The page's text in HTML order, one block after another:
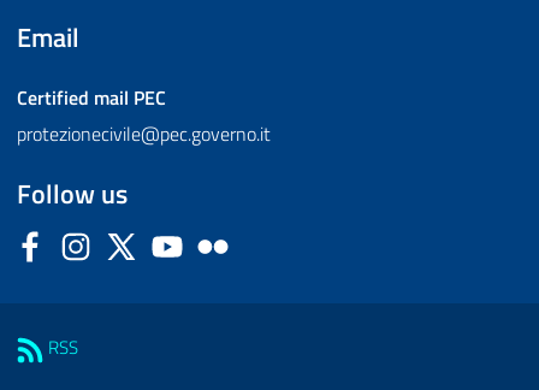
Email
Certified mail PEC
protezionecivile@pec.governo.it
Follow us
FacebookInstagram
Twitter YouTube
RSS